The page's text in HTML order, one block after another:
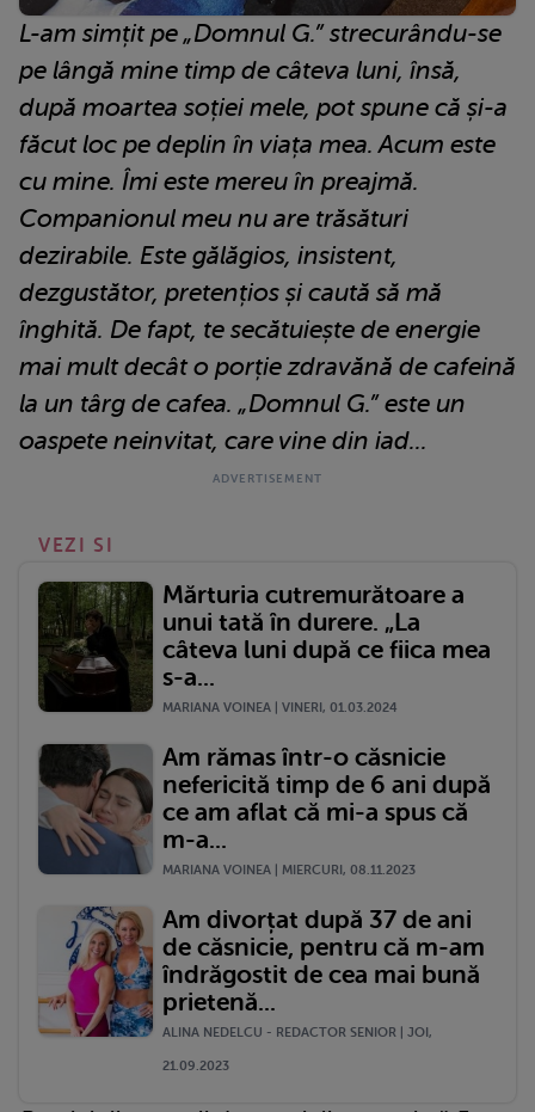
L-am simțit pe „Domnul G.” strecurându-se
pe lângă mine timp de câteva luni, însă,
după moartea soției mele, pot spune că și-a
făcut loc pe deplin în viața mea. Acum este
cu mine. Îmi este mereu în preajmă.
Companionul meu nu are trăsături
dezirabile. Este gălăgios, insistent,
dezgustător, pretențios și caută să mă
înghită. De fapt, te secătuiește de energie
mai mult decât o porție zdravănă de cafeină
la un târg de cafea. „Domnul G.” este un
oaspete neinvitat, care vine din iad...
VEZI SI
Mărturia cutremurătoare a
unui tată în durere. „La
câteva luni după ce fiica mea
s-a...
MARIANA VOINEA | VINERI, 01.03.2024
Am rămas într-o căsnicie
nefericită timp de 6 ani după
ce am aflat că mi-a spus că
m-a...
MARIANA VOINEA | MIERCURI, 08.11.2023
Am divorțat după 37 de ani
de căsnicie, pentru că m-am
îndrăgostit de cea mai bună
prietenă...
ALINA NEDELCU - REDACTOR SENIOR | JOI,
21.09.2023